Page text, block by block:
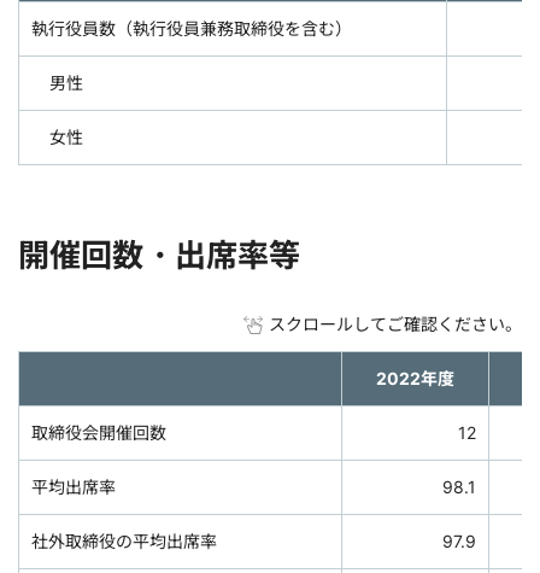
執行役員数（執行役員兼務取締役を含む）
男性
女性
開催回数・出席率等
スクロールしてご確認ください。
2022年度
取締役会開催回数 12
平均出席率 98.1
社外取締役の平均出席率 97.9